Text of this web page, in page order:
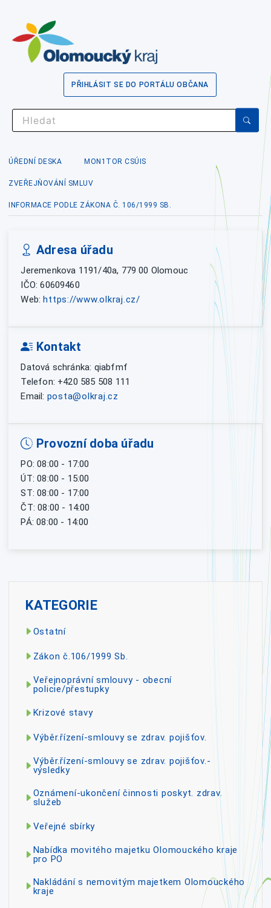
PŘIHLÁSIT SE DO PORTÁLU OBČANA
ÚŘEDNÍ DESKA MON1TOR CSÚIS
ZVEŘEJŇOVÁNÍ SMLUV
INFORMACE PODLE ZÁKONA Č. 106/1999 SB.
Adresa úřadu
Jeremenkova 1191/40a, 779 00 Olomouc
IČO: 60609460
Web: https://www.olkraj.cz/
Kontakt
Datová schránka: qiabfmf
Telefon: +420 585 508 111
Email: posta@olkraj.cz
Provozní doba úřadu
PO: 08:00 - 17:00
ÚT: 08:00 - 15:00
ST: 08:00 - 17:00
ČT: 08:00 - 14:00
PÁ: 08:00 - 14:00
KATEGORIE
Ostatní
Zákon č.106/1999 Sb.
Veřejnoprávní smlouvy - obecní
policie/přestupky
Krizové stavy
Výběr.řízení-smlouvy se zdrav. pojišťov.
Výběr.řízení-smlouvy se zdrav. pojišťov.-
výsledky
Oznámení-ukončení činnosti poskyt. zdrav.
služeb
Veřejné sbírky
Nabídka movitého majetku Olomouckého kraje
pro PO
Nakládání s nemovitým majetkem Olomouckého
kraje